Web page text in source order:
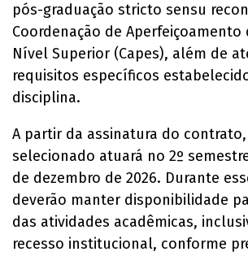
pós-graduação stricto sensu
Coordenação de Aperfeiçoamento
Nível Superior (Capes), além de
requisitos específicos
disciplina.
A partir da assinatura do
selecionado atuará no 2º
de dezembro de 2026. Durante
deverão manter disponibilidade
das atividades acadêmicas,
recesso institucional, conforme